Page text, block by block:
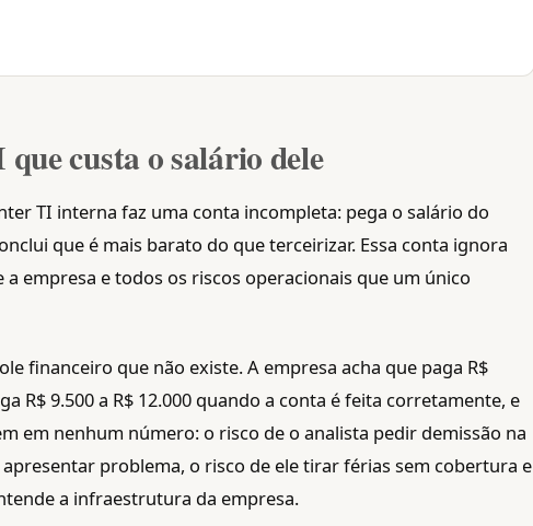
custa o salário dele
TI interna faz uma conta incompleta: pega o salário do
que é mais barato do que terceirizar. Essa conta ignora
empresa e todos os riscos operacionais que um único
financeiro que não existe. A empresa acha que paga R$
R$ 9.500 a R$ 12.000 quando a conta é feita corretamente, e
em nenhum número: o risco de o analista pedir demissão na
problema, o risco de ele tirar férias sem cobertura e
a infraestrutura da empresa.